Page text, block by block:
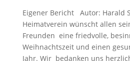
Eigener Bericht Autor: Harald
Heimatverein wünscht allen
Freunden eine friedvolle,
Weihnachtszeit und einen
Jahr. Wir bedanken uns